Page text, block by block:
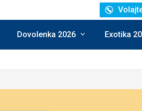
Dovolenka 2026 Exotika